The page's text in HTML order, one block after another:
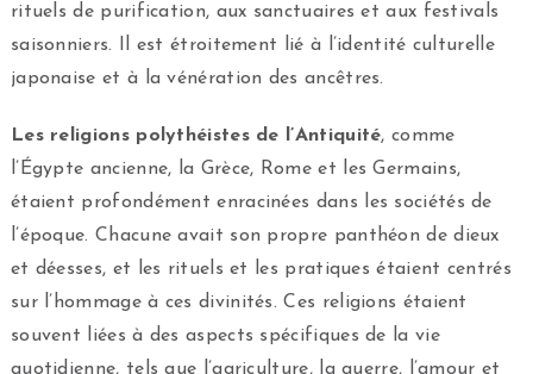
rituels de purification, aux sanctuaires et aux festivals
saisonniers. Il est étroitement lié à l’identité culturelle
japonaise et à la vénération des ancêtres.
Les religions polythéistes de l’Antiquité, comme
l’Égypte ancienne, la Grèce, Rome et les Germains,
étaient profondément enracinées dans les sociétés de
l’époque. Chacune avait son propre panthéon de dieux
et déesses, et les rituels et les pratiques étaient centrés
sur l’hommage à ces divinités. Ces religions étaient
souvent liées à des aspects spécifiques de la vie
quotidienne, tels que l’agriculture, la guerre, l’amour et